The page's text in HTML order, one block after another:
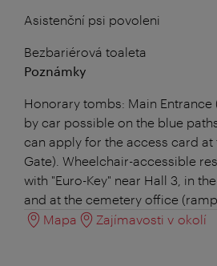
Asistenční psi povoleni
Bezbariérová toaleta
Poznámky
Honorary tombs: Main Entrance
by car possible on the blue
can apply for the access card
Gate). Wheelchair-accessible
with "Euro-Key" near Hall 3, in
and at the cemetery office
Mapa
Zajímavosti v okolí